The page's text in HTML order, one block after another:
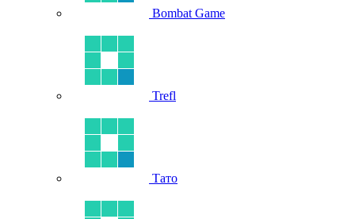
Bombat Game
Trefl
Тато